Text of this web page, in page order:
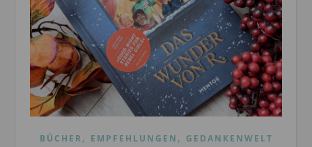
BÜCHER, EMPFEHLUNGEN , GEDANKENWELT